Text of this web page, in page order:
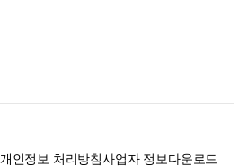
개인정보 처리방침사업자 정보다운로드